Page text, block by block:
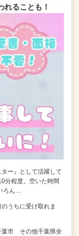
ることも！
ー』として活躍して
分程度。空いた時間
ろん…
うちに受け取れま
市 その他千葉県全